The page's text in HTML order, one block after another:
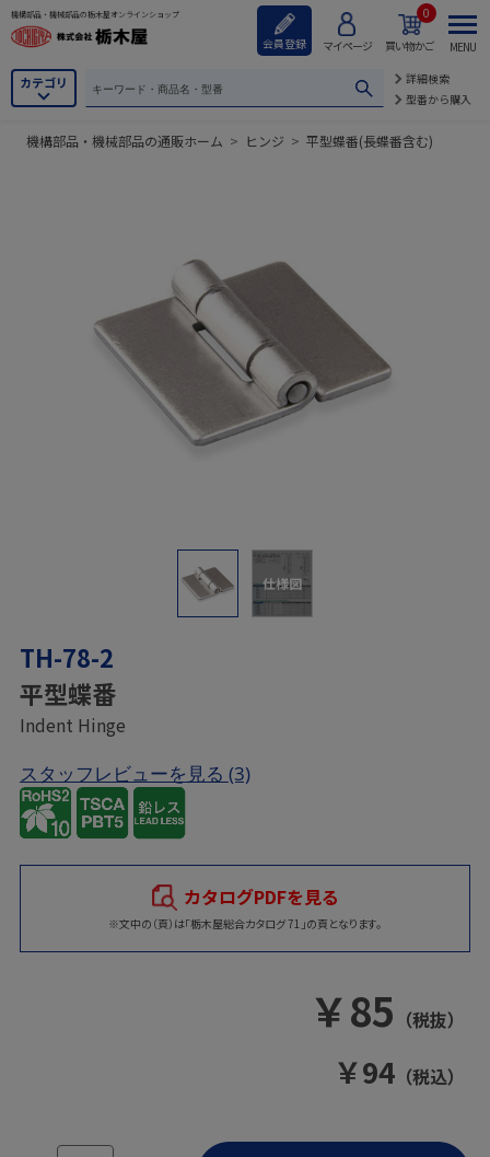
機構部品・機械部品の栃木屋オンラインショップ
会員登録 マイページ 買い物かご
0
カテゴリ
詳細検索
型番から購入
MENU
機構部品・機械部品の通販ホーム > ヒンジ > 平型蝶番(長蝶番含む)
仕様図
TH-78-2
平型蝶番
Indent Hinge
スタッフレビューを見る (3)
カタログPDFを見る
※文中の（頁）は「栃木屋総合カタログ 71」の頁となります。
￥85 （税抜）
￥94 （税込）